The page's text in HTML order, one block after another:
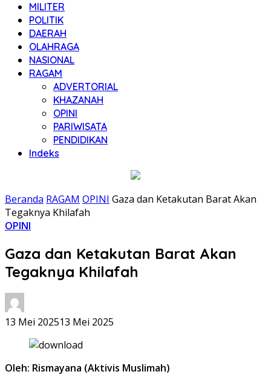
MILITER
POLITIK
DAERAH
OLAHRAGA
NASIONAL
RAGAM
ADVERTORIAL
KHAZANAH
OPINI
PARIWISATA
PENDIDIKAN
Indeks
Beranda RAGAM OPINI Gaza dan Ketakutan Barat Akan
Tegaknya Khilafah
OPINI
Gaza dan Ketakutan Barat Akan
Tegaknya Khilafah
13 Mei 202513 Mei 2025
Oleh: Rismayana (Aktivis Muslimah)